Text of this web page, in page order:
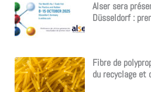
Alser sera
Düsseldorf :
Fibre de
du recyclage et